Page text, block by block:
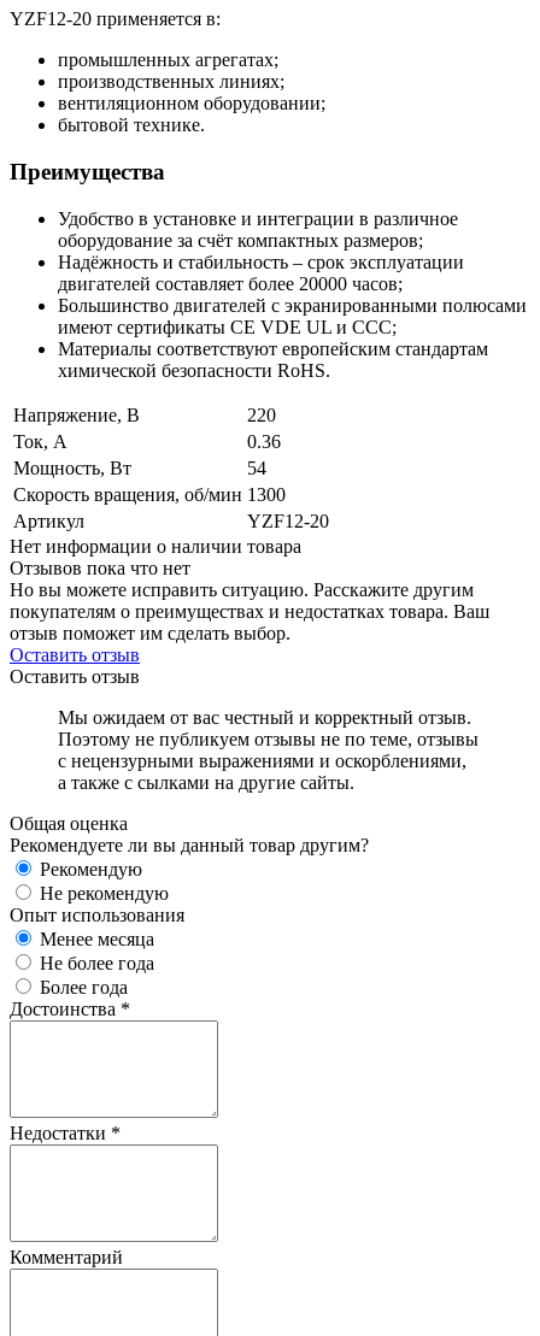
YZF12-20 применяется в:
промышленных агрегатах;
производственных линиях;
вентиляционном оборудовании;
бытовой технике.
Преимущества
Удобство в установке и интеграции в различное
оборудование за счёт компактных размеров;
Надёжность и стабильность – срок эксплуатации
двигателей составляет более 20000 часов;
Большинство двигателей с экранированными полюсами
имеют сертификаты CE VDE UL и CCC;
Материалы соответствуют европейским стандартам
химической безопасности RoHS.
Напряжение, В
220
Ток, А
0.36
Мощность, Вт
54
Скорость вращения, об/мин 1300
Артикул
YZF12-20
Нет информации о наличии товара
Отзывов пока что нет
Но вы можете исправить ситуацию. Расскажите другим
покупателям о преимуществах и недостатках товара. Ваш
отзыв поможет им сделать выбор.
Оставить отзыв
Оставить отзыв
Мы ожидаем от вас честный и корректный отзыв.
Поэтому не публикуем отзывы не по теме, отзывы
с нецензурными выражениями и оскорблениями,
а также с сылками на другие сайты.
Общая оценка
Рекомендуете ли вы данный товар другим?
Рекомендую
Не рекомендую
Опыт использования
Менее месяца
Не более года
Более года
Достоинства *
Недостатки *
Комментарий